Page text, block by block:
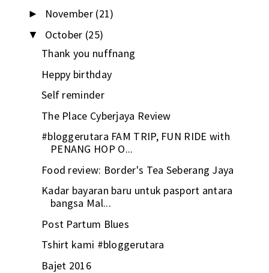
► November (21)
▼ October (25)
Thank you nuffnang
Heppy birthday
Self reminder
The Place Cyberjaya Review
#bloggerutara FAM TRIP, FUN RIDE with
PENANG HOP O...
Food review: Border's Tea Seberang Jaya
Kadar bayaran baru untuk pasport antara
bangsa Mal...
Post Partum Blues
Tshirt kami #bloggerutara
Bajet 2016